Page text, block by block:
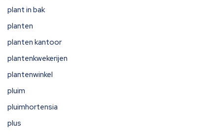
plant in bak
planten
planten kantoor
plantenkwekerijen
plantenwinkel
pluim
pluimhortensia
plus